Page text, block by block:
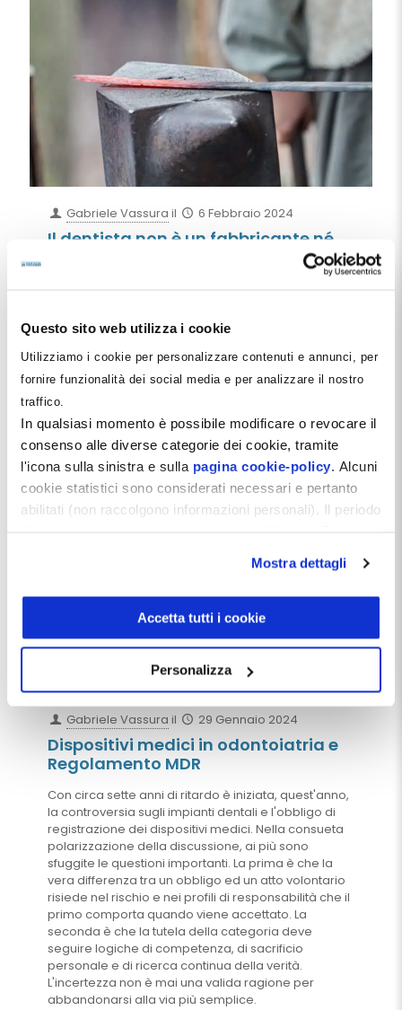
Questo sito web utilizza i cookie
Utilizziamo i cookie per personalizzare contenuti e annunci, per
fornire funzionalità dei social media e per analizzare il nostro
traffico.
In qualsiasi momento è possibile modificare o revocare il
consenso alle diverse categorie dei cookie, tramite
l'icona sulla sinistra e sulla pagina cookie-policy. Alcuni
cookie statistici sono considerati necessari e pertanto
abilitati (non raccolgono informazioni personali). Il periodo
indirizzo:dentistamanager.it/contatti-dentista-
Chiudendo questo banner tramite apposita X in alto a
Mostra dettagli
Accetta tutti i cookie
Personalizza
Gabriele Vassura il 6 Febbraio 2024
Il dentista non è un fabbricante né
odontoiatrica, consentendo la realizzazione diretta
faccette direttamente[…]
Gabriele Vassura il 29 Gennaio 2024
Dispositivi medici in odontoiatria e
Regolamento MDR
Con circa sette anni di ritardo è iniziata, quest'anno,
la controversia sugli impianti dentali e l'obbligo di
registrazione dei dispositivi medici. Nella consueta
polarizzazione della discussione, ai più sono
sfuggite le questioni importanti. La prima è che la
vera differenza tra un obbligo ed un atto volontario
risiede nel rischio e nei profili di responsabilità che il
primo comporta quando viene accettato. La
seconda è che la tutela della categoria deve
seguire logiche di competenza, di sacrificio
personale e di ricerca continua della verità.
L'incertezza non è mai una valida ragione per
abbandonarsi alla via più semplice.